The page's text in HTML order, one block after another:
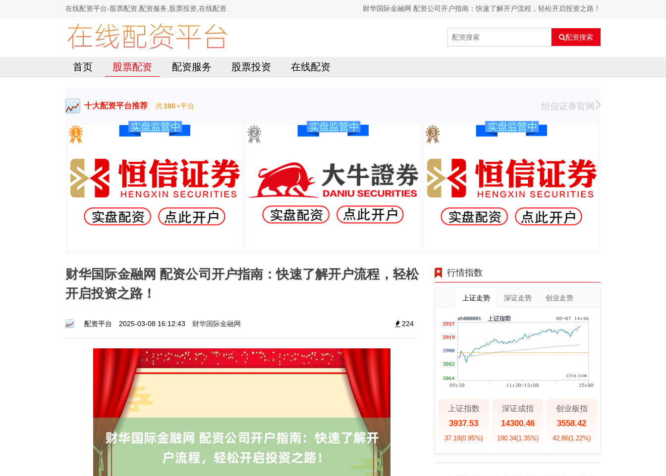
在线配资平台-股票配资,配资服务,股票投资,在线配资 财华国际金融网 配资公司开户指南：快速了解开户流程，轻松开启投资之路！
配资搜索
首页 股票配资 配资服务 股票投资 在线配资
十大配资平台推荐 共100+平台 恒信证券官网
财华国际金融网 配资公司开户指南：快速了解开户流程，轻松
开启投资之路！
配资平台 2025-03-08 16:12:43 财华国际金融网 224
行情指数
上证走势 深证走势 创业走势
上证指数
3937.53
37.18(0.95%)
深证成指
14300.46
190.34(1.35%)
创业板指
3558.42
42.86(1.22%)